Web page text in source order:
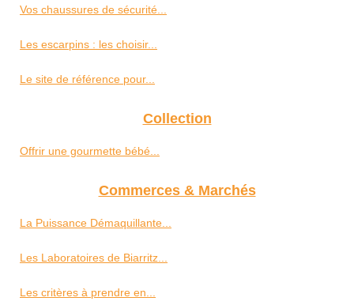
Vos chaussures de sécurité...
Les escarpins : les choisir...
Le site de référence pour...
Collection
Offrir une gourmette bébé...
Commerces & Marchés
La Puissance Démaquillante...
Les Laboratoires de Biarritz...
Les critères à prendre en...